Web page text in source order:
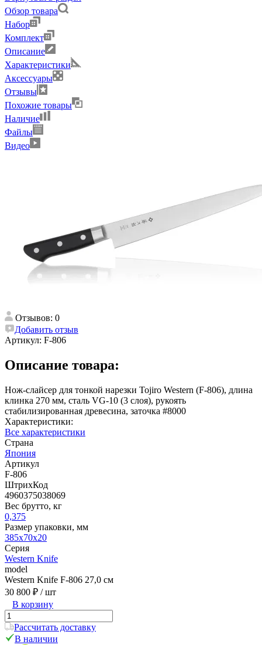
Обзор товара
Набор
Комплект
Описание
Характеристики
Аксессуары
Отзывы
Похожие товары
Наличие
Файлы
Видео
Отзывов: 0
Добавить отзыв
Артикул: F-806
Описание товара:
Нож-слайсер для тонкой нарезки Tojiro Western (F-806), длина
клинка 270 мм, сталь VG-10 (3 слоя), рукоять
стабилизированная древесина, заточка #8000
Характеристики:
Все характеристики
Страна
Япония
Артикул
F-806
ШтрихКод
4960375038069
Вес брутто, кг
0,375
Размер упаковки, мм
385x70x20
Серия
Western Knife
model
Western Knife F-806 27,0 см
30 800 ₽ / шт
В корзину
Рассчитать доставку
В наличии